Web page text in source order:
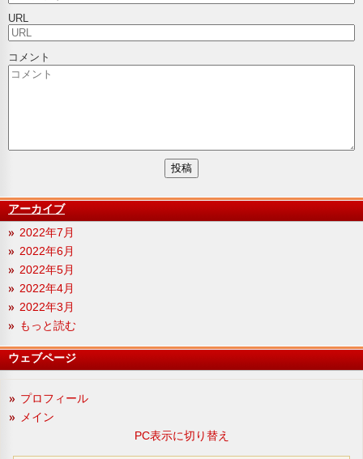
URL
コメント
アーカイブ
2022年7月
2022年6月
2022年5月
2022年4月
2022年3月
もっと読む
ウェブページ
プロフィール
メイン
PC表示に切り替え